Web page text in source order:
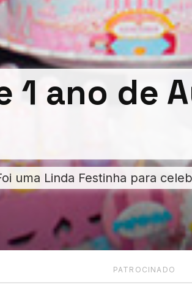
1 ano de
uma Linda Festinha para
PATROCINADO